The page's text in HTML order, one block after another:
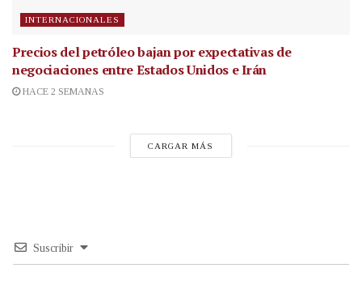
INTERNACIONALES
Precios del petróleo bajan por expectativas de
negociaciones entre Estados Unidos e Irán
HACE 2 SEMANAS
CARGAR MÁS
Suscribir